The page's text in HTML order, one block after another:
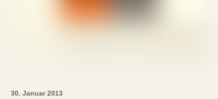
30. Januar 2013